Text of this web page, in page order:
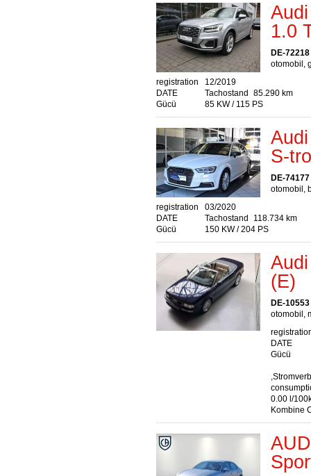
1.0
DE-
otomobil,
registration
DATE
12/2019
Tachostand 85.290 km
Gücü
85 KW / 115 PS
S-
DE-
otomobil,
registration
DATE
03/2020
Tachostand
118.734 km
Gücü
150 KW / 204 PS
(E)
DE-
otomobil,
DATE
Gücü
0.00 l/
Kombine